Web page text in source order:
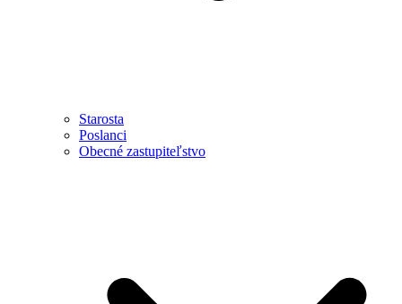
Starosta
Poslanci
Obecné zastupiteľstvo